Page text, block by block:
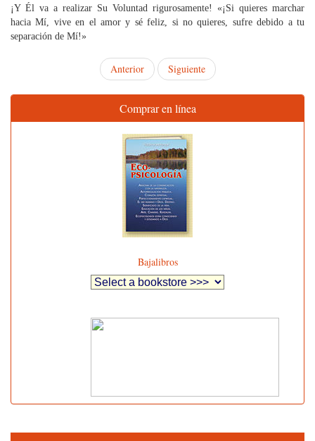
¡Y Él va a realizar Su Voluntad rigurosamente! «¡Si quieres marchar
hacia Mí, vive en el amor y sé feliz, si no quieres, sufre debido a tu
separación de Mí!»
Anterior Siguiente
Comprar en línea
Bajalibros